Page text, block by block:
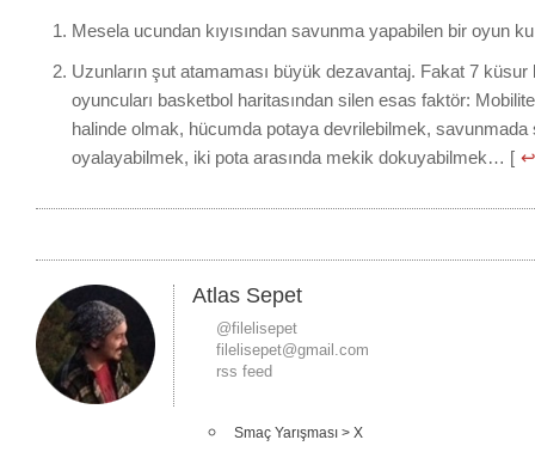
Mesela ucundan kıyısından savunma yapabilen bir oyun
Uzunların şut atamaması büyük dezavantaj. Fakat 7
oyuncuları basketbol haritasından silen esas faktör:
halinde olmak, hücumda potaya devrilebilmek, savunmada
oyalayabilmek, iki pota arasında mekik dokuyabilmek… [ ↩
Atlas Sepet
@filelisepet
filelisepet@gmail.com
rss feed
Smaç Yarışması > X